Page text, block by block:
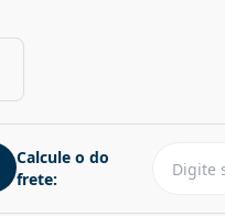
Calcule o do
frete: